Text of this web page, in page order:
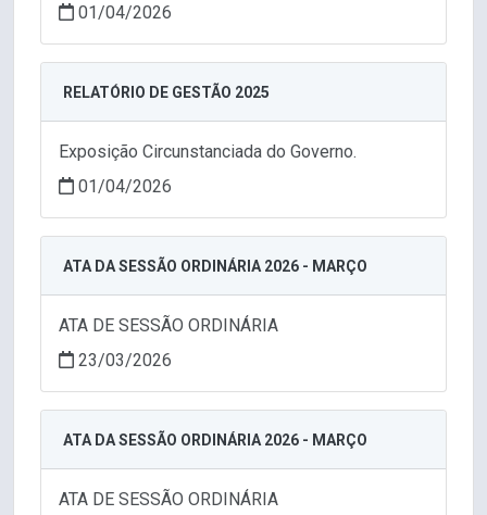
01/04/2026
RELATÓRIO DE GESTÃO 2025
Exposição Circunstanciada do Governo.
01/04/2026
ATA DA SESSÃO ORDINÁRIA 2026 - MARÇO
ATA DE SESSÃO ORDINÁRIA
23/03/2026
ATA DA SESSÃO ORDINÁRIA 2026 - MARÇO
ATA DE SESSÃO ORDINÁRIA